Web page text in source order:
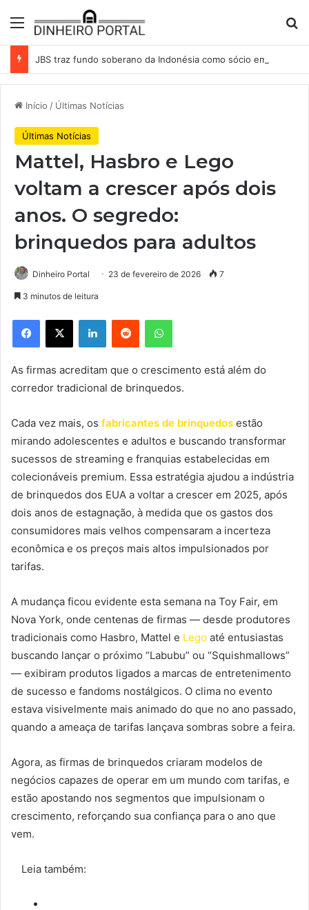
Menu
Início / Últimas Notícias
Últimas Notícias
Mattel, Hasbro e Lego
voltam a crescer após dois
anos. O segredo:
brinquedos para adultos
Dinheiro Portal 23 de fevereiro de 2026 7
3 minutos de leitura
Facebook
X LinkedinReddit WhatsApp
As firmas acreditam que o crescimento está além do
corredor tradicional de brinquedos.
Cada vez mais, os fabricantes de brinquedos estão
mirando adolescentes e adultos e buscando transformar
sucessos de streaming e franquias estabelecidas em
colecionáveis premium. Essa estratégia ajudou a indústria
de brinquedos dos EUA a voltar a crescer em 2025, após
dois anos de estagnação, à medida que os gastos dos
consumidores mais velhos compensaram a incerteza
econômica e os preços mais altos impulsionados por
tarifas.
A mudança ficou evidente esta semana na Toy Fair, em
Nova York, onde centenas de firmas — desde produtores
tradicionais como Hasbro, Mattel e Lego até entusiastas
buscando lançar o próximo “Labubu” ou “Squishmallows”
— exibiram produtos ligados a marcas de entretenimento
de sucesso e fandoms nostálgicos. O clima no evento
estava visivelmente mais animado do que no ano passado,
quando a ameaça de tarifas lançava sombras sobre a feira.
Agora, as firmas de brinquedos criaram modelos de
negócios capazes de operar em um mundo com tarifas, e
estão apostando nos segmentos que impulsionam o
crescimento, reforçando sua confiança para o ano que
vem.
Leia também: